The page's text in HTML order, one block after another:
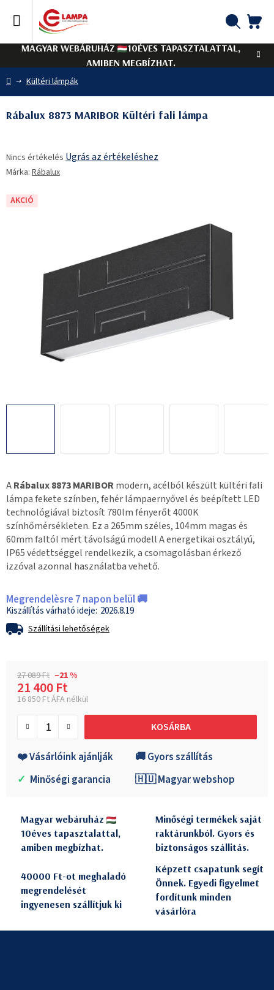
tartalomhoz
MAGYAR WEBÁRUHÁZ
10ÉVES TAPASZTALATTAL,
AMIBEN MEGBÍZHAT.
Kezdőlap
Kültéri lámpák
ARábalux 8873 MARIBORmodern, acélból készült kültéri fali
lámpa fekete színben, fehér lámpaernyővel és beépített LED
technológiával biztosít 780lm fényerőt 4000K
színhőmérsékleten. Ez a 265mm széles, 104mm magas és
60mm faltól mért távolságú modell A energetikai osztályú,
IP65 védettséggel rendelkezik, a csomagolásban érkező
izzóval azonnal használatba vehető.
Megrendelèsre 7 napon belül 🚚
2026.8.19
Szállítási lehetőségek
27 089 Ft –21 %
21 400 Ft
16 850 Ft ÁFA nélkül
KOSÁRBA
❤️ Vásárlóink ajánlják
🚚 Gyors szállítás
✓ Minőségi garancia 🇭🇺 Magyar webshop
Rábalux 8873 MARIBOR Kültéri fali lámpa
termék
átlagos
5-
Nincs értékelés Ugrás az értékeléshez
Márka: Rábalux
AKCIÓ
Magyar webáruház
10éves tapasztalattal,
amiben megbízhat.
Minőségi termékek saját
raktárunkból. Gyors és
biztonságos szállitás.
40000 Ft-ot meghaladó
megrendelését
ingyenesen szállítjuk ki
Képzett csapatunk segít
Önnek. Egyedi figyelmet
fordítunk minden
vásárlóra